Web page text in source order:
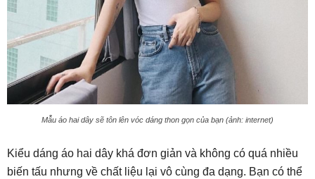
Mẫu áo hai dây sẽ tôn lên vóc dáng thon gọn của bạn (ảnh: internet)
Kiểu dáng áo hai dây khá đơn giản và không có quá nhiều
biến tấu nhưng về chất liệu lại vô cùng đa dạng. Bạn có thể